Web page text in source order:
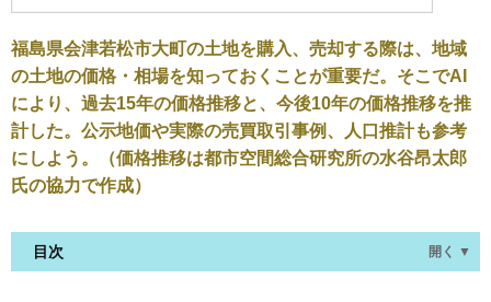
福島県会津若松市大町の土地を購入、売却する際は、地域
の土地の価格・相場を知っておくことが重要だ。そこでAI
により、過去15年の価格推移と、今後10年の価格推移を推
計した。公示地価や実際の売買取引事例、人口推計も参考
にしよう。（価格推移は都市空間総合研究所の水谷昂太郎
氏の協力で作成）
目次 開く ▼